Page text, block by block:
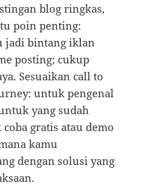
blog ringkas,
poin penting:
jadi bintang iklan
posting; cukup
Sesuaikan call to
untuk pengenal
yang sudah
gratis atau demo
kamu
dengan solusi yang